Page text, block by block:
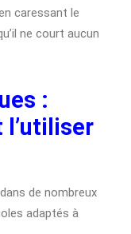
caressant le
ne court aucun
:
l’utiliser
de nombreux
adaptés à